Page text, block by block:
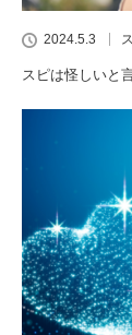
2024.5.3
スピは怪しいと